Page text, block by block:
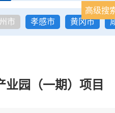
高级搜
市 孝感市 黄冈市
业园（一期）项目